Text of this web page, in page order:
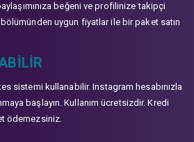
beğeni ve profilinize takipçi
uygun fiyatlar ile bir paket satın
sistemi kullanabilir. Instagram hesabınızla
başlayın. Kullanım ücretsizdir. Kredi
ödemezsiniz.